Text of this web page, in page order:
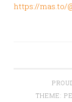
https://mas.to/
THEME: